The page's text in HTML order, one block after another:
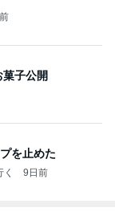
子公開
を止めた
9日前